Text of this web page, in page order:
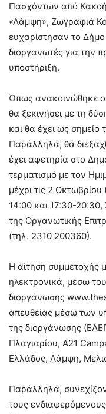
Πασχόντων από
«Λάμψη», Ζωγραφιά
ευχαρίστησαν το
διοργανωτές για την
υποστήριξη.
Όπως ανακοινώθηκε ο
θα ξεκινήσει με τη
και θα έχει ως
Παράλληλα, θα
έχει αφετηρία στο
τερματισμό με τον
μέχρι τις 2
14:00 και 17:30-
της Οργανωτικής
(τηλ. 2310 200360).
Η αίτηση συμμετοχής
ηλεκτρονικά, μέσω
διοργάνωσης
απευθείας μέσω των
της διοργάνωσης
Πλαγιαρίου, Α21
Ελλάδος, Λάμψη,
Παράλληλα,
τους